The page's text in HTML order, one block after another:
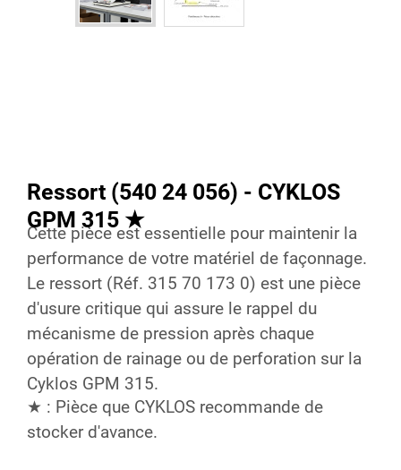
Ressort (540 24 056) - CYKLOS
GPM 315 ★
Cette pièce est essentielle pour maintenir la
performance de votre matériel de façonnage.
Le ressort (Réf. 315 70 173 0) est une pièce
d'usure critique qui assure le rappel du
mécanisme de pression après chaque
opération de rainage ou de perforation sur la
Cyklos GPM 315.
★ : Pièce que CYKLOS recommande de
stocker d'avance.